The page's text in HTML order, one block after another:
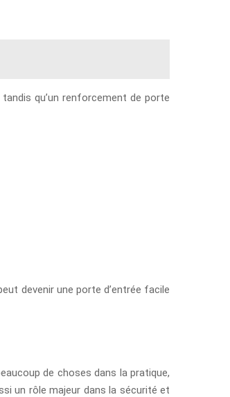
qu’un renforcement de porte
devenir une porte d’entrée facile
de choses dans la pratique,
un rôle majeur dans la sécurité et